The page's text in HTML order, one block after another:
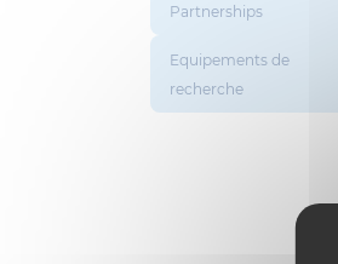
Partnerships
Equipements de
recherche